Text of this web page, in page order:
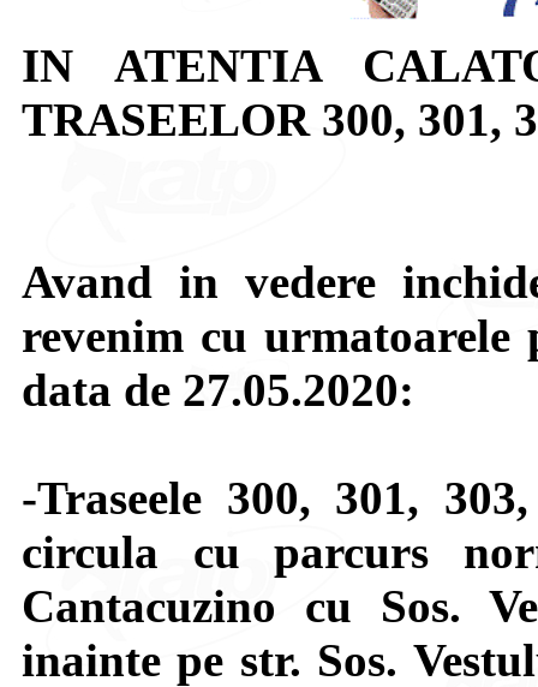
IN ATENTIA
TRASEELOR 300, 301,
Avand in vedere
revenim cu urmatoarele
data de 27.05.2020:
-Traseele 300, 301,
circula cu parcurs
Cantacuzino cu Sos.
inainte pe str. Sos.